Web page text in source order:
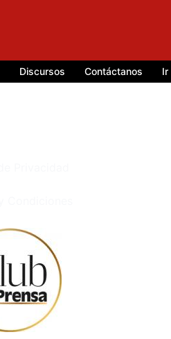
Discursos Contáctanos Ir